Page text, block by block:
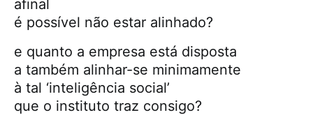
afinal
é possível não estar alinhado?
e quanto a empresa está disposta
a também alinhar-se minimamente
à tal ‘inteligência social’
que o instituto traz consigo?